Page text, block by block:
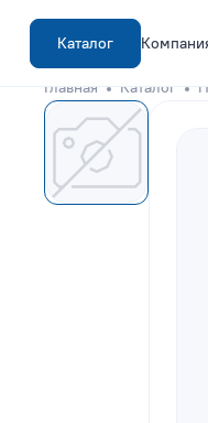
Каталог
Главная Каталог